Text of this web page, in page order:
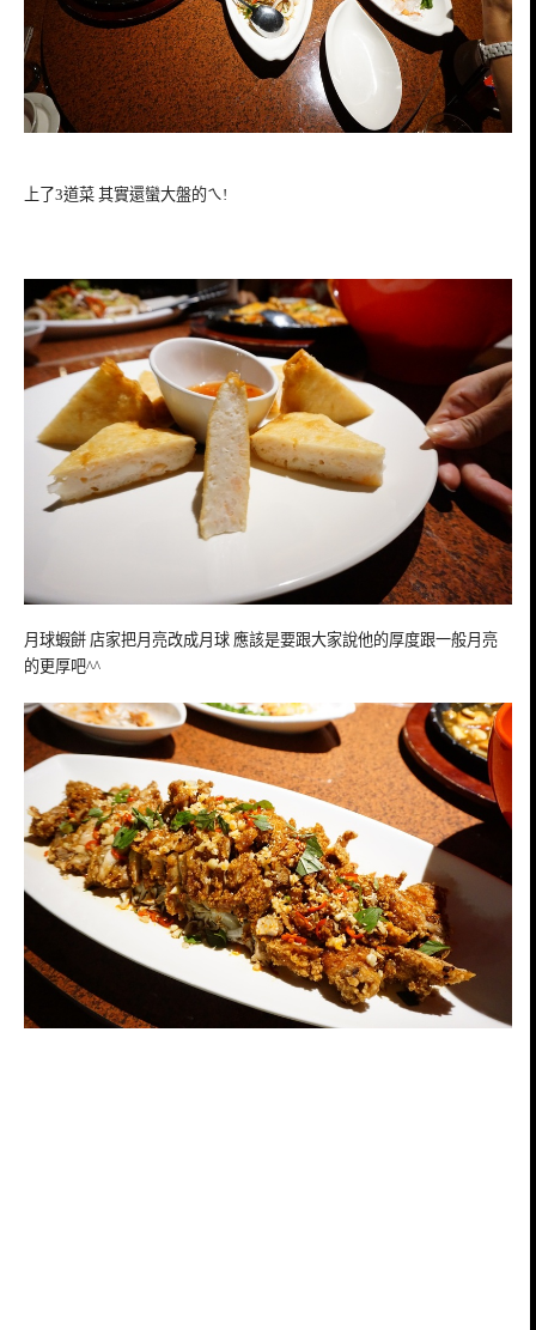
上了3道菜 其實還蠻大盤的ㄟ!
月球蝦餅 店家把月亮改成月球 應該是要跟大家說他的厚度跟一般月亮
的更厚吧^^